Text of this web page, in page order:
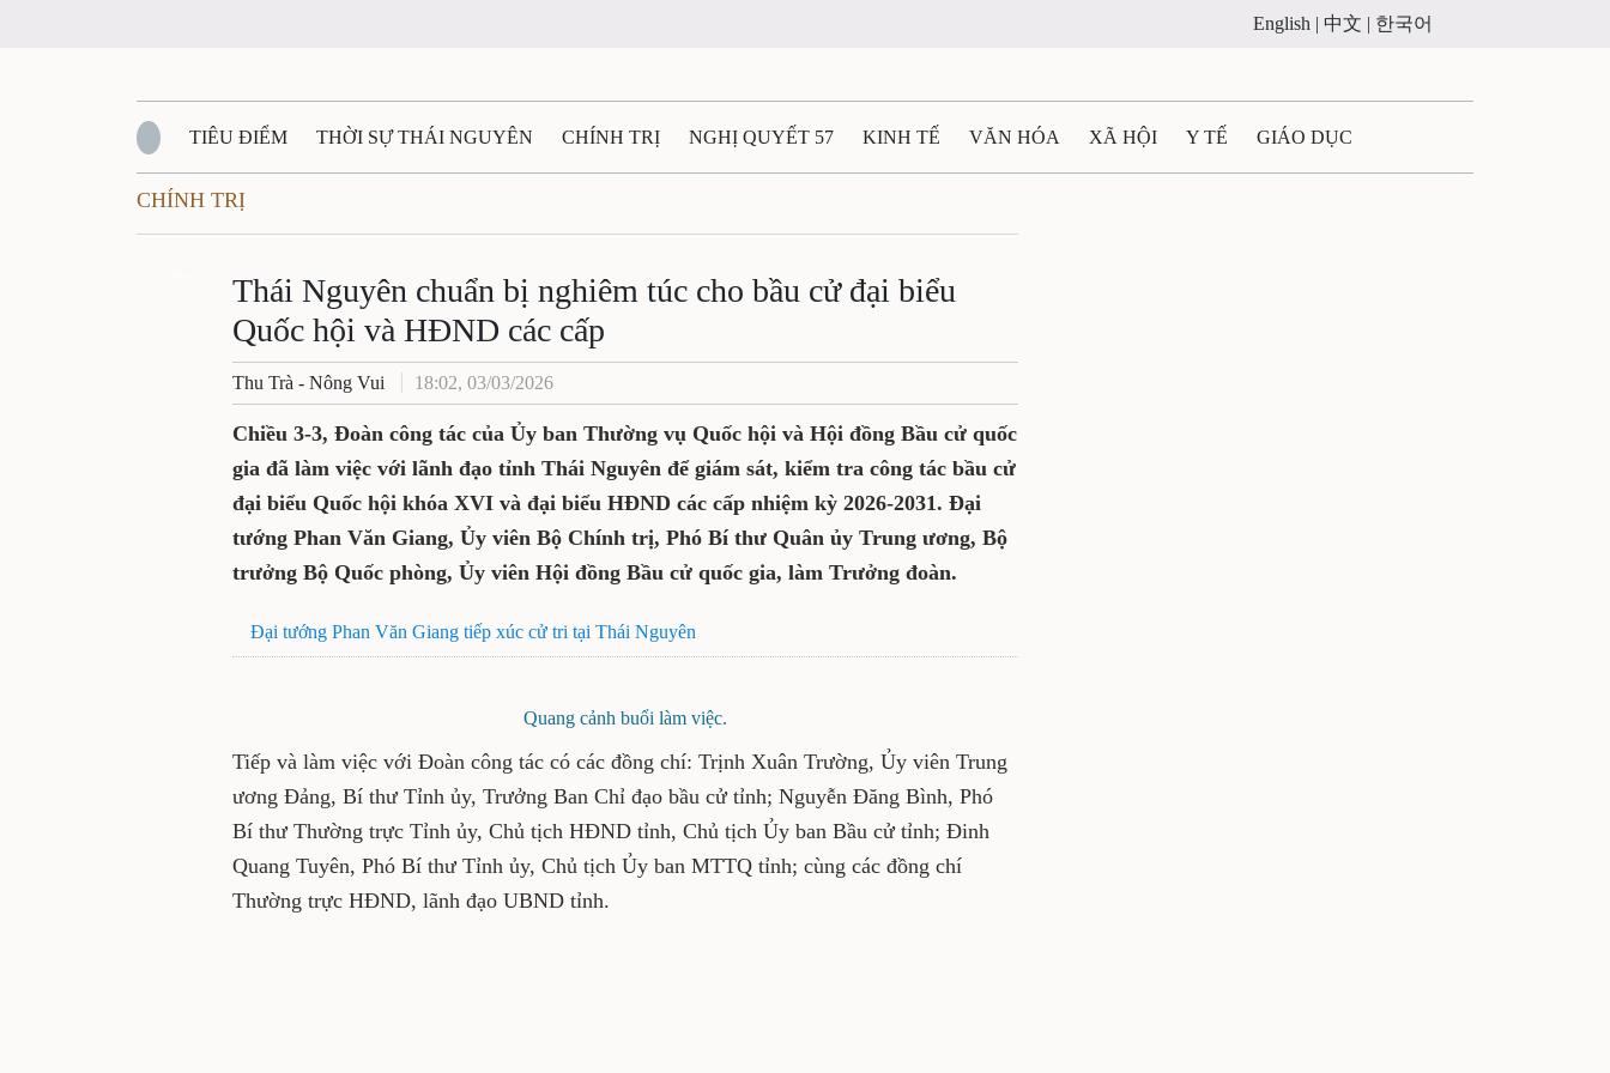
English | 中文 | 한국어
TIÊU ĐIỂM THỜI SỰ THÁI NGUYÊN CHÍNH TRỊ NGHỊ QUYẾT 57 KINH TẾ VĂN HÓA XÃ HỘI Y TẾ GIÁO DỤC
QUỐC PHÒNG - AN NINH
QUÊ HƯƠNG - ĐẤT NƯỚC QUỐC TẾ TÀI NGUYÊN - MÔI TRƯỜNG THỂ THAO
VĂN BẢN, CHÍNH SÁCH MỚI VĂN NGHỆ THÁI NGUYÊN
CHÍNH TRỊ
Thái Nguyên chuẩn bị nghiêm túc cho bầu cử đại biểu
Quốc hội và HĐND các cấp
Thu Trà - Nông Vui 18:02, 03/03/2026
Chiều 3-3, Đoàn công tác của Ủy ban Thường vụ Quốc hội và Hội đồng Bầu cử quốc
gia đã làm việc với lãnh đạo tỉnh Thái Nguyên để giám sát, kiểm tra công tác bầu cử
đại biểu Quốc hội khóa XVI và đại biểu HĐND các cấp nhiệm kỳ 2026-2031. Đại
tướng Phan Văn Giang, Ủy viên Bộ Chính trị, Phó Bí thư Quân ủy Trung ương, Bộ
trưởng Bộ Quốc phòng, Ủy viên Hội đồng Bầu cử quốc gia, làm Trưởng đoàn.
Đại tướng Phan Văn Giang tiếp xúc cử tri tại Thái Nguyên
Quang cảnh buổi làm việc.
Tiếp và làm việc với Đoàn công tác có các đồng chí: Trịnh Xuân Trường, Ủy viên Trung
ương Đảng, Bí thư Tỉnh ủy, Trưởng Ban Chỉ đạo bầu cử tỉnh; Nguyễn Đăng Bình, Phó
Bí thư Thường trực Tỉnh ủy, Chủ tịch HĐND tỉnh, Chủ tịch Ủy ban Bầu cử tỉnh; Đinh
Quang Tuyên, Phó Bí thư Tỉnh ủy, Chủ tịch Ủy ban MTTQ tỉnh; cùng các đồng chí
Thường trực HĐND, lãnh đạo UBND tỉnh.